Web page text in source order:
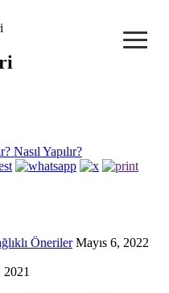
≡
Nasıl Yapılır?
Öneriler Mayıs 6, 2022
2021